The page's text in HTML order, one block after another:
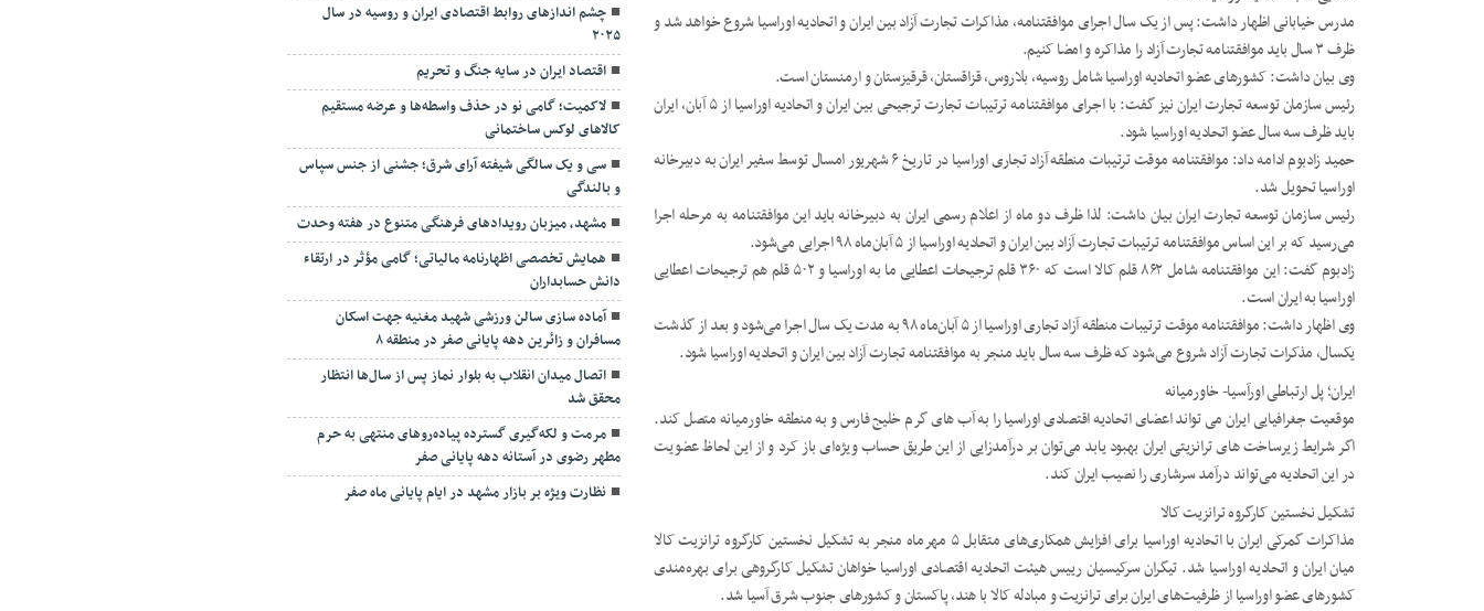
مدرس خیابانی اظهار داشت: پس از یک سال اجرای موافقتنامه، مذاکرات تجارت آزاد بین ایران و اتحادیه اوراسیا شروع خواهد شد و
ظرف ۳ سال باید موافقتنامه تجارت آزاد را مذاکره و امضا کنیم.
وی بیان داشت: کشورهای عضو اتحادیه اوراسیا شامل روسیه، بلاروس، قزاقستان، قرقیزستان و ارمنستان است.
رئیس سازمان توسعه تجارت ایران نیز گفت: با اجرای موافقتنامه ترتیبات تجارت ترجیحی بین ایران و اتحادیه اوراسیا از ۵ آبان، ایران
باید ظرف سه سال عضو اتحادیه اوراسیا شود.
حمید زادبوم ادامه داد: موافقتنامه موقت ترتیبات منطقه آزاد تجاری اوراسیا در تاریخ ۶ شهریور امسال توسط سفیر ایران به دبیرخانه
اوراسیا تحویل شد.
رئیس سازمان توسعه تجارت ایران بیان داشت: لذا ظرف دو ماه از اعلام رسمی ایران به دبیرخانه باید این موافقتنامه به مرحله اجرا
می‌رسید که بر این اساس موافقتنامه ترتیبات تجارت آزاد بین ایران و اتحادیه اوراسیا از ۵ آبان‌ماه ۹۸ اجرایی می‌شود.
زادبوم گفت: این موافقتنامه شامل ۸۶۲ قلم کالا است که ۳۶۰ قلم ترجیحات اعطایی ما به اوراسیا و ۵۰۲ قلم هم ترجیحات اعطایی
اوراسیا به ایران است.
وی اظهار داشت: موافقتنامه موقت ترتیبات منطقه آزاد تجاری اوراسیا از ۵ آبان‌ماه ۹۸ به مدت یک سال اجرا می‌شود و بعد از گذشت
یکسال، مذکرات تجارت آزاد شروع می‌شود که ظرف سه سال باید منجر به موافقتنامه تجارت آزاد بین ایران و اتحادیه اوراسیا شود.
ایران؛ پل ارتباطی اورآسیا- خاورمیانه
موقعیت جغرافیایی ایران می تواند اعضای اتحادیه اقتصادی اوراسیا را به آب های گرم خلیج فارس و به منطقه خاورمیانه متصل کند.
اگر شرایط زیرساخت های ترانزیتی ایران بهبود یابد می‌توان بر درآمدزایی از این طریق حساب ویژه‌ای باز کرد و از این لحاظ عضویت
در این اتحادیه می‌تواند درآمد سرشاری را نصیب ایران کند.
تشکیل نخستین کارگروه ترانزیت کالا
مذاکرات گمرکی ایران با اتحادیه اوراسیا برای افزایش همکاری‌های متقابل ۵ مهرماه منجر به تشکیل نخستین کارگروه ترانزیت کالا
میان ایران و اتحادیه اوراسیا شد. تیگران سرکیسیان رییس هیئت اتحادیه اقتصادی اوراسیا خواهان تشکیل کارگروهی برای بهره‌مندی
کشورهای عضو اوراسیا از ظرفیت‌های ایران برای ترانزیت و مبادله کالا با هند، پاکستان و کشورهای جنوب شرق آسیا شد.
چشم اندازهای روابط اقتصادی ایران و روسیه در سال
۲۰۲۵
اقتصاد ایران در سایه جنگ و تحریم
لاکمیت؛ گامی نو در حذف واسطه‌ها و عرضه مستقیم
کالاهای لوکس ساختمانی
سی و یک سالگی شیفته آرای شرق؛ جشنی از جنس سپاس
و بالندگی
مشهد، میزبان رویدادهای فرهنگی متنوع در هفته وحدت
همایش تخصصی اظهارنامه مالیاتی؛ گامی مؤثر در ارتقاء
دانش حسابداران
آماده سازی سالن ورزشی شهید مغنیه جهت اسکان
مسافران و زائرین دهه پایانی صفر در منطقه ۸
اتصال میدان انقلاب به بلوار نماز پس از سال‌ها انتظار
محقق شد
مرمت و لکه‌گیری گسترده پیاده‌روهای منتهی به حرم
مطهر رضوی در آستانه دهه پایانی صفر
نظارت ویژه بر بازار مشهد در ایام پایانی ماه صفر